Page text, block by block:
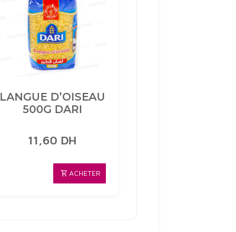
LANGUE D’OISEAU
500G DARI
11,60 DH
ACHETER